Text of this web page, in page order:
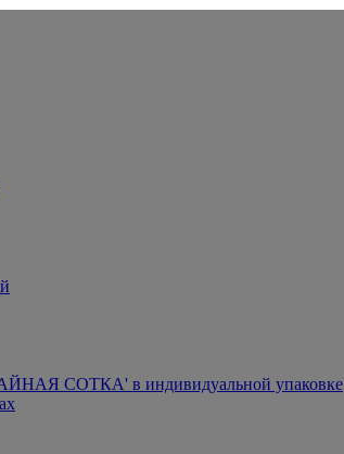
СОТКА' в индивидуальной упаковке